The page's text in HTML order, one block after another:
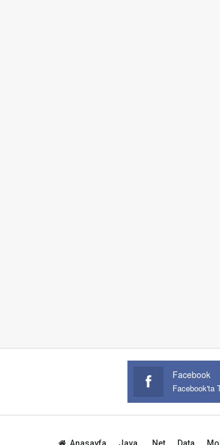
Facebook
Facebook'ta
Anasayfa Java .Net Data